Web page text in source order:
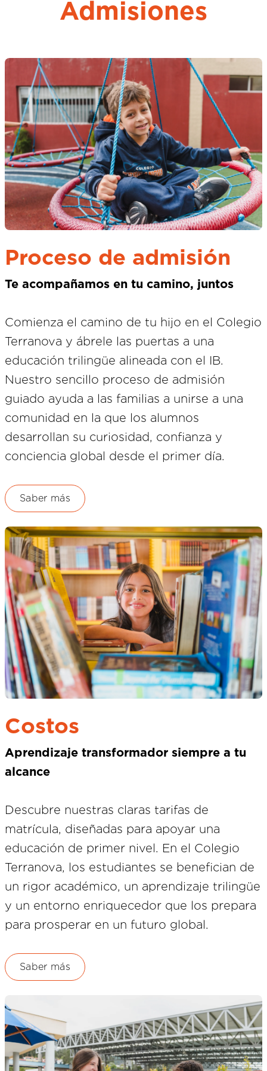
Admisiones
Proceso de admisión
Te acompañamos en tu camino, juntos
Comienza el camino de tu hijo en el Colegio
Terranova y ábrele las puertas a una
educación trilingüe alineada con el IB.
Nuestro sencillo proceso de admisión
guiado ayuda a las familias a unirse a una
comunidad en la que los alumnos
desarrollan su curiosidad, confianza y
conciencia global desde el primer día.
Saber más
Costos
Aprendizaje transformador siempre a tu
alcance
Descubre nuestras claras tarifas de
matrícula, diseñadas para apoyar una
educación de primer nivel. En el Colegio
Terranova, los estudiantes se benefician de
un rigor académico, un aprendizaje trilingüe
y un entorno enriquecedor que los prepara
para prosperar en un futuro global.
Saber más